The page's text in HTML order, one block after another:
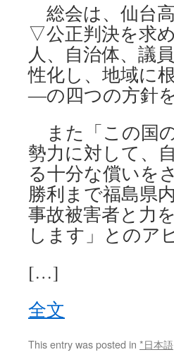
総会は、仙台
▽公正判決を求
人、自治体、議
性化し、地域に
―の四つの方針
また「この国
勢力に対して、
る十分な償いを
勝利まで福島県
事故被害者と力
します」とのア
[…]
全文
This entry was posted in *日本語